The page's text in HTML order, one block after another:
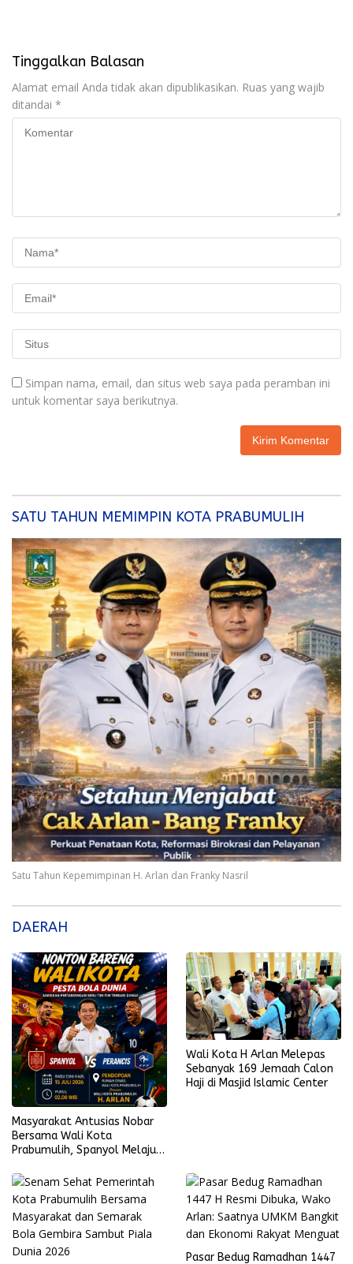
Tinggalkan Balasan
Alamat email Anda tidak akan dipublikasikan. Ruas yang wajib
ditandai *
Simpan nama, email, dan situs web saya pada peramban ini
untuk komentar saya berikutnya.
SATU TAHUN MEMIMPIN KOTA PRABUMULIH
Satu Tahun Kepemimpinan H. Arlan dan Franky Nasril
DAERAH
Masyarakat Antusias Nobar
Bersama Wali Kota
Prabumulih, Spanyol Melaju
Wali Kota H Arlan Melepas
Sebanyak 169 Jemaah Calon
Haji di Masjid Islamic Center
Pasar Bedug Ramadhan 1447